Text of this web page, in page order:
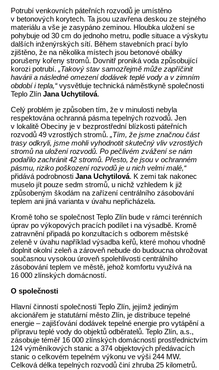
Potrubí venkovních páteřních rozvodů je umístěno
v betonových korytech. Ta jsou uzavřena deskou ze stejného
materiálu a vše je zasypáno zeminou. Hloubka uložení se
pohybuje od 30 cm do jednoho metru, podle situace a výskytu
dalších inženýrských sítí. Během stavebních prací bylo
zjištěno, že na několika místech jsou betonové obálky
porušeny kořeny stromů. Dovnitř proniká voda způsobující
korozi potrubí.„Takový stav samozřejmě může zapříčinit
havárii a následné omezení dodávek teplé vody a v zimním
období i tepla,“vysvětluje technická náměstkyně společnosti
Teplo ZlínJana Uchytilová.
Celý problém je způsoben tím, že v minulosti nebyla
respektována ochranná pásma tepelných rozvodů. Jen
v lokalitě Obeciny je v bezprostřední blízkosti páteřních
rozvodů 49 vzrostlých stromů.„Tím, že jsme značnou část
trasy odkryli, jsme mohli vyhodnotit skutečný vliv vzrostlých
stromů na uložení rozvodů. Po pečlivém zvážení se nám
podařilo zachránit 42 stromů. Přesto, že jsou v ochranném
pásmu, riziko poškození rozvodů je u nich velmi malé,“
přidává podrobnostiJana Uchytilová. K zemi tak nakonec
muselo jít pouze sedm stromů, u nichž vzhledem k již
způsobeným škodám na zařízení centrálního zásobování
teplem ani jiná varianta v úvahu nepřicházela.
Kromě toho se společnost Teplo Zlín bude v rámci terénních
úprav po výkopových pracích podílet i na výsadbě. Kromě
zatravnění připadá po konzultacích s odborem městské
zeleně v úvahu například výsadba keřů, které mohou vhodně
doplnit okolní zeleň a zároveň nebude do budoucna ohrožovat
současnou vysokou úroveň spolehlivosti centrálního
zásobování teplem ve městě, jehož komfortu využívá na
16 000 zlínských domácností.
O společnosti
Hlavní činností společnosti Teplo Zlín, jejímž jediným
akcionářem je statutární město Zlín, je distribuce tepelné
energie – zajišťování dodávek tepelné energie pro vytápění a
přípravu teplé vody do objektů odběratelů. Teplo Zlín, a.s.,
zásobuje téměř 16 000 zlínských domácností prostřednictvím
124 výměníkových stanic a 374 objektových předávacích
stanic o celkovém tepelném výkonu ve výši 244 MW.
Celková délka tepelných rozvodů činí zhruba 25 kilometrů.